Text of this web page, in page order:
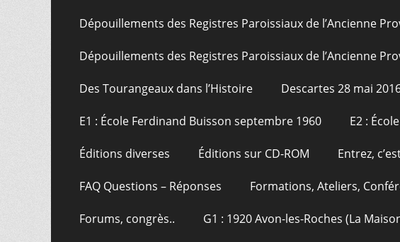
Dépouillements des Registres Paroissiaux de l’Ancienne
Dépouillements des Registres Paroissiaux de l’Ancienne
Des Tourangeaux dans l’Histoire Descartes 28 mai
E1 : École Ferdinand Buisson septembre 1960 E2 :
Éditions diverses Éditions sur CD-ROM Entrez,
FAQ Questions – Réponses Formations, Ateliers,
Forums, congrès.. G1 : 1920 Avon-les-Roches (La